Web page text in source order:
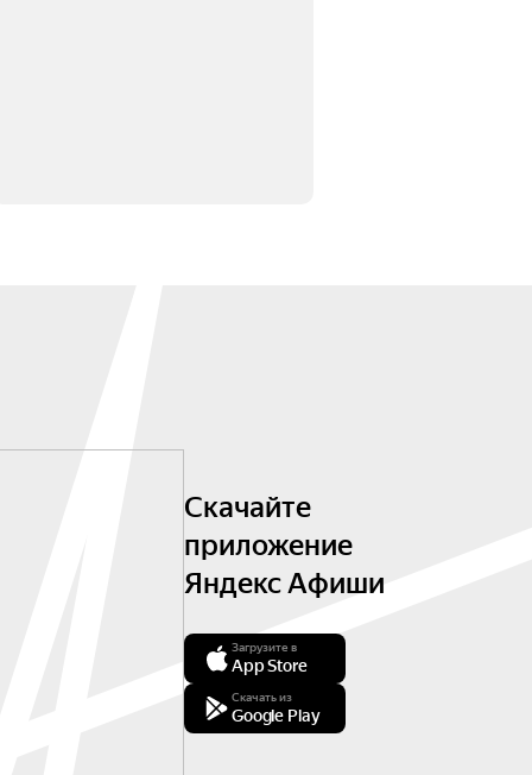
Скачайте
приложение
Яндекс Афиши
Загрузите в
App Store
Скачать из
Google Play